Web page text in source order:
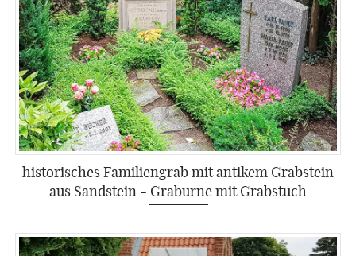
historisches Familiengrab mit antikem Grabstein
aus Sandstein - Graburne mit Grabstuch